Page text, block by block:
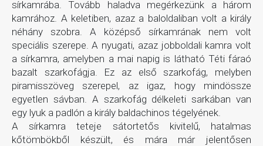
sírkamrába. Tovább haladva megérkezünk a három
kamrához. A keletiben, azaz a baloldaliban volt a király
néhány szobra. A középső sírkamrának nem volt
speciális szerepe. A nyugati, azaz jobboldali kamra volt
a sírkamra, amelyben a mai napig is látható Téti fáraó
bazalt szarkofágja. Ez az első szarkofág, melyben
piramisszöveg szerepel, az igaz, hogy mindössze
egyetlen sávban. A szarkofág délkeleti sarkában van
egy lyuk a padlón a király baldachinos tégelyének.
A sírkamra teteje sátortetős kivitelű, hatalmas
kőtömbökből készült, és mára már jelentősen